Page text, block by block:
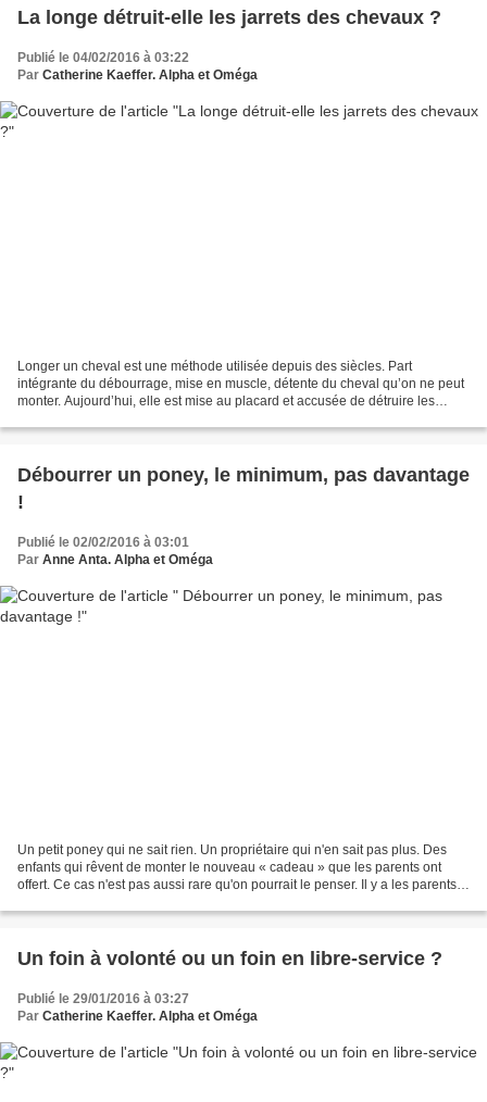
La longe détruit-elle les jarrets des chevaux ?
Publié le 04/02/2016 à 03:22
Par Catherine Kaeffer. Alpha et Oméga
Longer un cheval est une méthode utilisée depuis des siècles. Part
intégrante du débourrage, mise en muscle, détente du cheval qu’on ne peut
monter. Aujourd’hui, elle est mise au placard et accusée de détruire les
Débourrer un poney, le minimum, pas davantage
!
Publié le 02/02/2016 à 03:01
Par Anne Anta. Alpha et Oméga
Un petit poney qui ne sait rien. Un propriétaire qui n'en sait pas plus. Des
enfants qui rêvent de monter le nouveau « cadeau » que les parents ont
offert. Ce cas n'est pas aussi rare qu'on pourrait le penser. Il y a les parents
Un foin à volonté ou un foin en libre-service ?
Publié le 29/01/2016 à 03:27
Par Catherine Kaeffer. Alpha et Oméga